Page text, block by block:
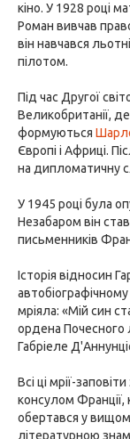
кіно. У 1928 році
Роман вивчав
він навчався
пілотом.
Під час Другої
Великобританії,
формуються
Європі і Африці.
на дипломатичну
У 1945 році була
Незабаром він
письменників
Історія відносин
мріяла: «Мій син
ордена Почесного
Габріеле
Всі ці мрії-
консулом Франції,
обертався у
літературною